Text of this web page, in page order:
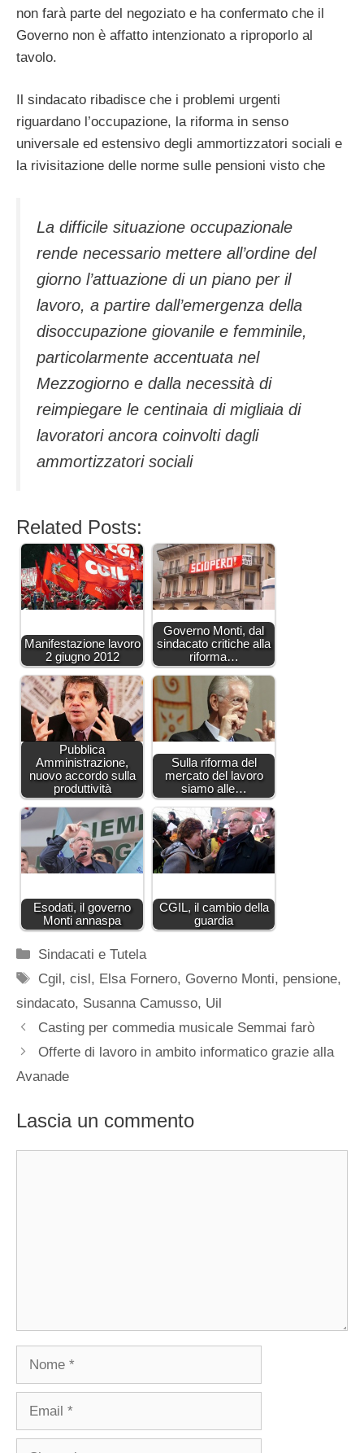
non farà parte del negoziato e ha confermato che il
Governo non è affatto intenzionato a riproporlo al
tavolo.
Il sindacato ribadisce che i problemi urgenti
riguardano l’occupazione, la riforma in senso
universale ed estensivo degli ammortizzatori sociali e
la rivisitazione delle norme sulle pensioni visto che
La difficile situazione occupazionale
rende necessario mettere all’ordine del
giorno l’attuazione di un piano per il
lavoro, a partire dall’emergenza della
disoccupazione giovanile e femminile,
particolarmente accentuata nel
Mezzogiorno e dalla necessità di
reimpiegare le centinaia di migliaia di
lavoratori ancora coinvolti dagli
ammortizzatori sociali
Related Posts:
Manifestazione lavoro
2 giugno 2012
Governo Monti, dal
sindacato critiche alla
riforma…
Pubblica
Amministrazione,
nuovo accordo sulla
produttività
Sulla riforma del
mercato del lavoro
siamo alle…
Esodati, il governo
Monti annaspa
CGIL, il cambio della
guardia
Categorie
Sindacati e Tutela
Tag
Cgil,cisl, Elsa Fornero, Governo Monti, pensione,
sindacato, Susanna Camusso, Uil
Casting per commedia musicale Semmai farò
Offerte di lavoro in ambito informatico grazie alla
Avanade
Lascia un commento
Nome
Email
Sito